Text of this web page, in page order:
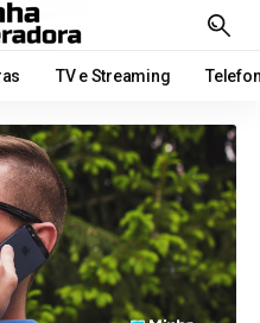
TV e Streaming